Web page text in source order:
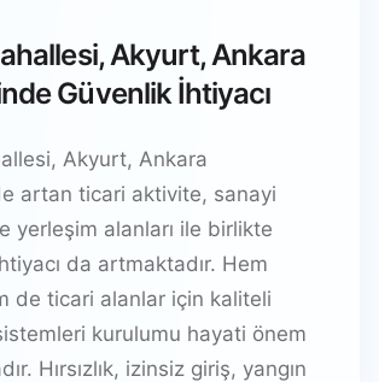
Akyurt, Ankara
Güvenlik İhtiyacı
Akyurt, Ankara
artan ticari aktivite, sanayi
yerleşim alanları ile birlikte
da artmaktadır. Hem
de ticari alanlar için kaliteli
kurulumu hayati önem
Hırsızlık, izinsiz giriş, yangın